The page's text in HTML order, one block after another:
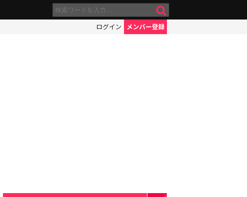
ログイン メンバー登録